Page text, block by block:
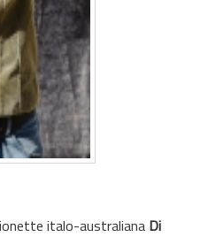
italo-australiana Di